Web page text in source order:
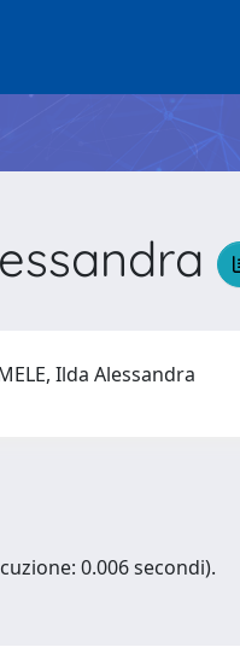
Ilda Alessandra
0.006 secondi).